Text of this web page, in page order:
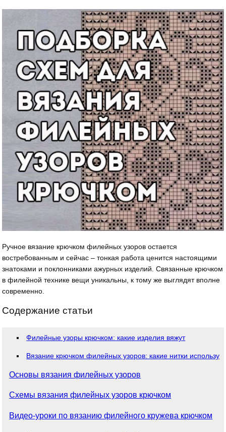
Ручное вязание крючком филейных узоров остается
востребованным и сейчас – тонкая работа ценится настоящими
знатоками и поклонниками ажурных изделий. Связанные крючком
в филейной технике вещи уникальны, к тому же выглядят вполне
современно.
Содержание статьи
Филейные узоры крючком: какие изделия вяжут
Вязание крючком филейных узоров: какие нитки
Основы вязания филейных узоров
Схемы вязания филейных узоров крючком
Видео-уроки по вязанию филейного кружева крючком